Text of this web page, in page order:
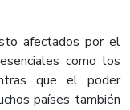
afectados por el
como los
que el poder
países también